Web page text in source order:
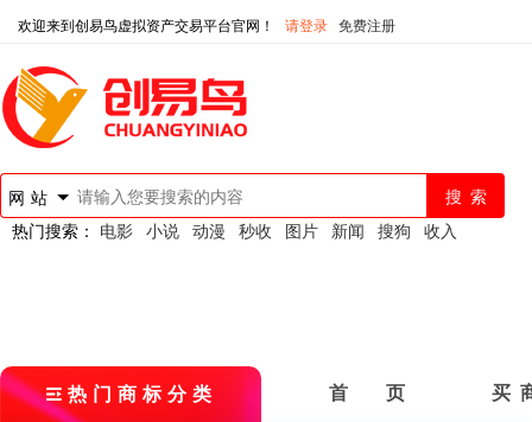
欢迎来到创易鸟虚拟资产交易平台官网！ 请登录 免费注册
网站
热门搜索： 电影 小说 动漫 秒收 图片 新闻 搜狗 收入
热门商标分类 首 页 买